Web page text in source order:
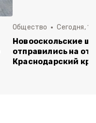
Общество Сегодня,
Новооскольские
отправились на
Краснодарский